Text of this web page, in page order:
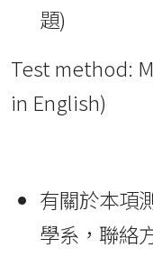
題)
Test method:
in English)
有關於本項
學系，聯絡